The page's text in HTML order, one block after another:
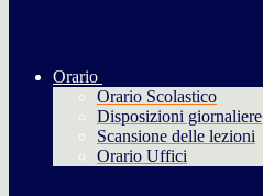
Orario
Orario Scolastico
Disposizioni giornaliere
Scansione delle lezioni
Orario Uffici